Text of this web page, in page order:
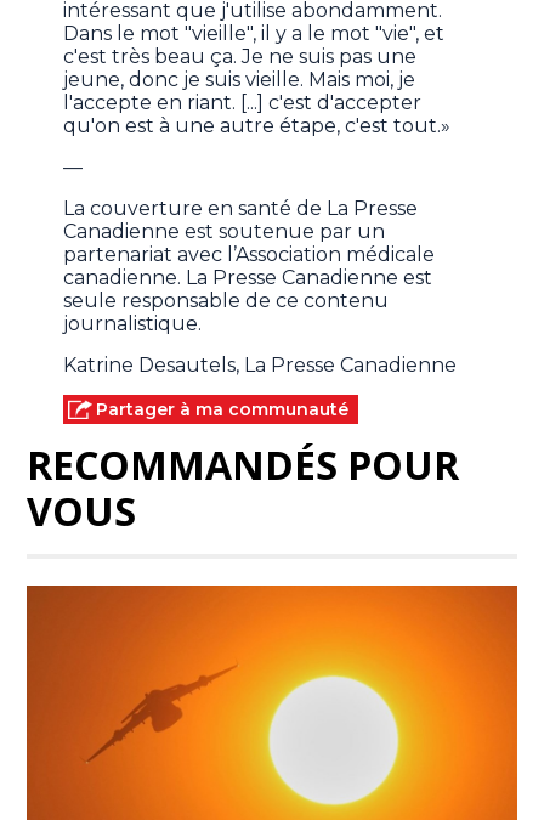
intéressant que j'utilise abondamment.
Dans le mot "vieille", il y a le mot "vie", et
c'est très beau ça. Je ne suis pas une
jeune, donc je suis vieille. Mais moi, je
l'accepte en riant. [...] c'est d'accepter
qu'on est à une autre étape, c'est tout.»
—
La couverture en santé de La Presse
Canadienne est soutenue par un
partenariat avec l’Association médicale
canadienne. La Presse Canadienne est
seule responsable de ce contenu
journalistique.
Katrine Desautels, La Presse Canadienne
Partager à ma communauté
RECOMMANDÉS POUR
VOUS